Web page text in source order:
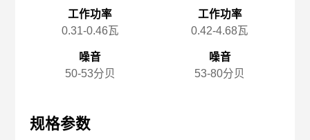
工作功率
0.31-0.46瓦
噪音
50-53分贝
规格参数
工作功率
0.42-4.68瓦
噪音
53-80分贝